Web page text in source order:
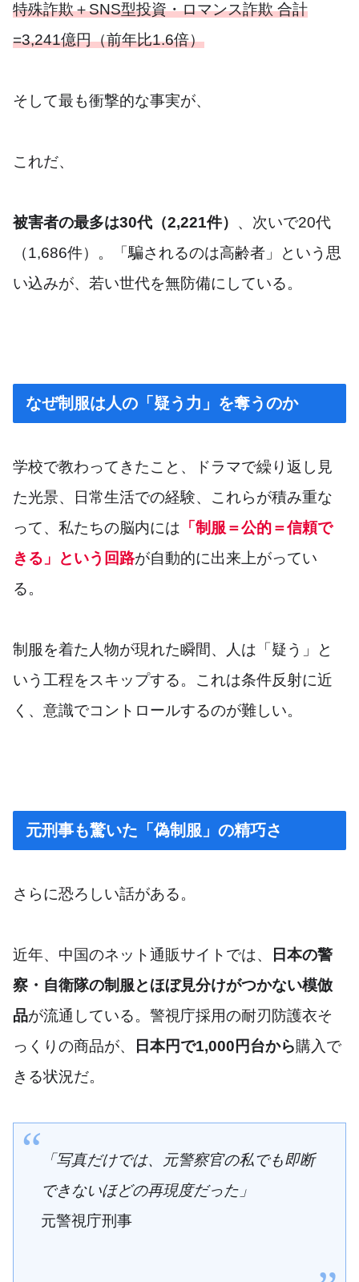
特殊詐欺＋SNS型投資・ロマンス詐欺 合計
=3,241億円（前年比1.6倍）
そして最も衝撃的な事実が、
これだ、
被害者の最多は30代（2,221件） 、次いで20代
（1,686件）。「騙されるのは高齢者」という思
い込みが、若い世代を無防備にしている。
なぜ制服は人の「疑う力」を奪うのか
学校で教わってきたこと、ドラマで繰り返し見
た光景、日常生活での経験、これらが積み重な
って、私たちの脳内には 「制服＝公的＝信頼で
きる」という回路が自動的に出来上がってい
る。
制服を着た人物が現れた瞬間、人は「疑う」と
いう工程をスキップする。これは条件反射に近
く、意識でコントロールするのが難しい。
元刑事も驚いた「偽制服」の精巧さ
さらに恐ろしい話がある。
近年、中国のネット通販サイトでは、
日本の警
察・自衛隊の制服とほぼ見分けがつかない模倣
品が流通している。警視庁採用の耐刃防護衣そ
っくりの商品が、
日本円で1,000円台から購入で
きる状況だ。
「写真だけでは、元警察官の私でも即断
できないほどの再現度だった」
元警視庁刑事